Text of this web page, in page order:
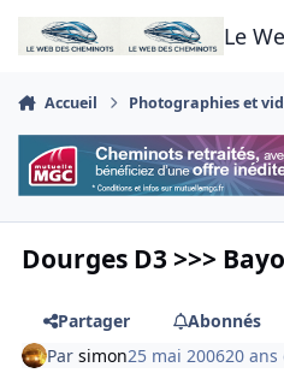
Aller au contenu
Le
Accueil Photographies et
Dourges D3 >>>
Partager
Abonnés
Parsimon25 mai 200620 ans